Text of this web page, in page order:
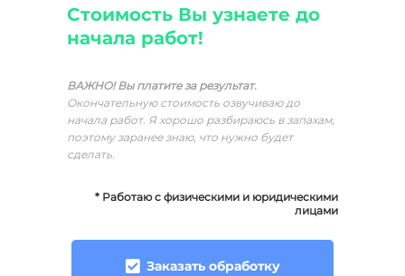
Стоимость Вы узнаете до
начала работ!
ВАЖНО!Вы платите за результат.
Окончательную стоимость озвучиваю до
начала работ. Я хорошо разбираюсь в запахам,
поэтому заранее знаю, что нужно будет
сделать.
* Работаю с физическими и юридическими
лицами
Заказать обработку